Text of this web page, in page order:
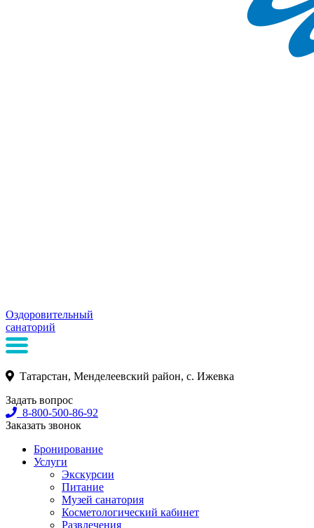
Оздоровительный
санаторий
Татарстан, Менделеевский район, с. Ижевка
Задать вопрос
8-800-500-86-92
Заказать звонок
Бронирование
Услуги
Экскурсии
Питание
Музей санатория
Косметологический кабинет
Развлечения